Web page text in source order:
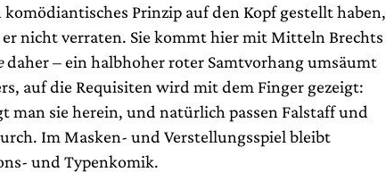
Prinzip auf den Kopf gestellt haben,
nicht verraten. Sie kommt hier mit Mitteln Brechts
daher – ein halbhoher roter Samtvorhang umsäumt
auf die Requisiten wird mit dem Finger gezeigt:
man sie herein, und natürlich passen Falstaff und
Im Masken- und Verstellungsspiel bleibt
und Typenkomik.